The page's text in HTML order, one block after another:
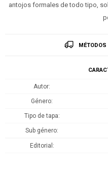
antojos formales de todo tipo,
MÉTODOS
Autor
Género
Tipo de tapa
Sub género
Editorial